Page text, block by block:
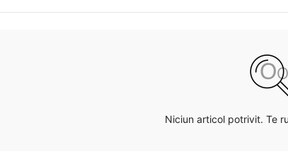
Niciun articol potrivit. Te